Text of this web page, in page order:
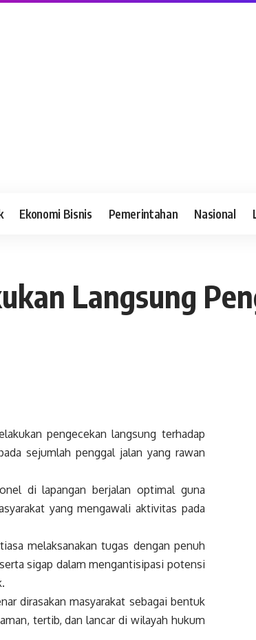
Ekonomi Bisnis Pemerintahan Nasional
Langsung
pengecekan langsung terhadap
sejumlah penggal jalan yang rawan
di lapangan berjalan optimal guna
yang mengawali aktivitas pada
melaksanakan tugas dengan penuh
sigap dalam mengantisipasi potensi
dirasakan masyarakat sebagai bentuk
tertib, dan lancar di wilayah hukum